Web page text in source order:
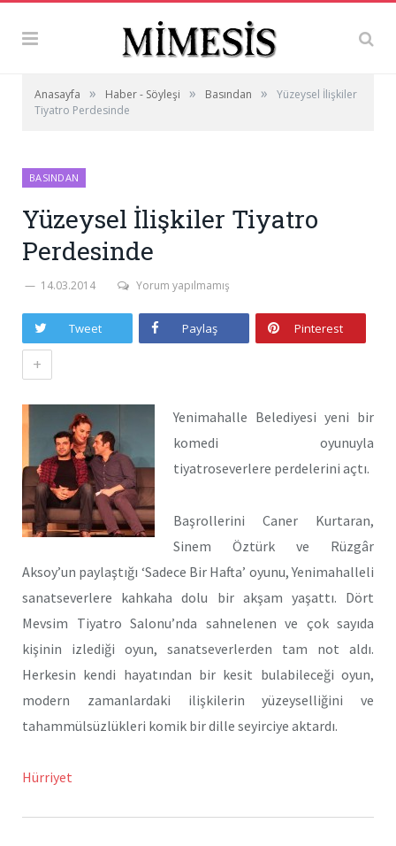
Anasayfa » Haber - Söyleşi » Basından »
Yüzeysel İlişkiler
Tiyatro Perdesinde
BASINDAN
Yüzeysel İlişkiler Tiyatro
Perdesinde
14.03.2014 Yorum yapılmamış
Tweet Paylaş Pinterest
+
Yenimahalle Belediyesi yeni bir
komedi oyunuyla
tiyatroseverlere perdelerini açtı.
Başrollerini Caner Kurtaran,
Sinem Öztürk ve Rüzgâr
Aksoy’un paylaştığı ‘Sadece Bir Hafta’ oyunu, Yenimahalleli
sanatseverlere kahkaha dolu bir akşam yaşattı. Dört
Mevsim Tiyatro Salonu’nda sahnelenen ve çok sayıda
kişinin izlediği oyun, sanatseverlerden tam not aldı.
Herkesin kendi hayatından bir kesit bulabileceği oyun,
modern zamanlardaki ilişkilerin yüzeyselliğini ve
tahammülsüzlükleri komik bir dille seyirciye aktardı.
Hürriyet